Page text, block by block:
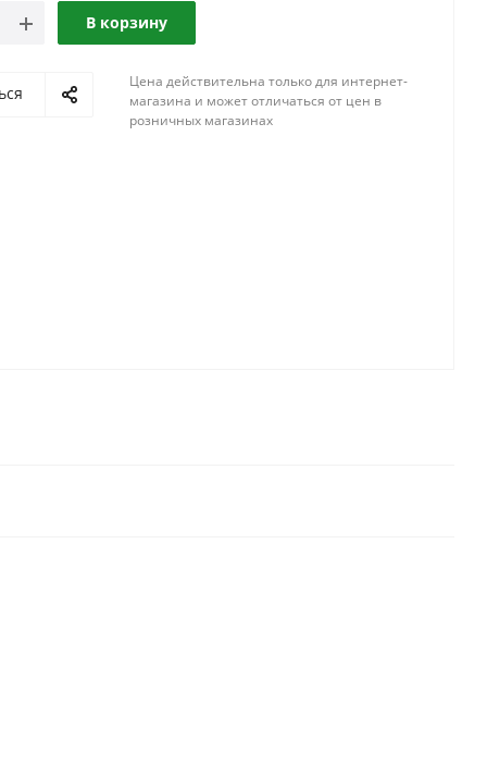
В корзину
Цена действительна только для интернет-
магазина и может отличаться от цен в
розничных магазинах